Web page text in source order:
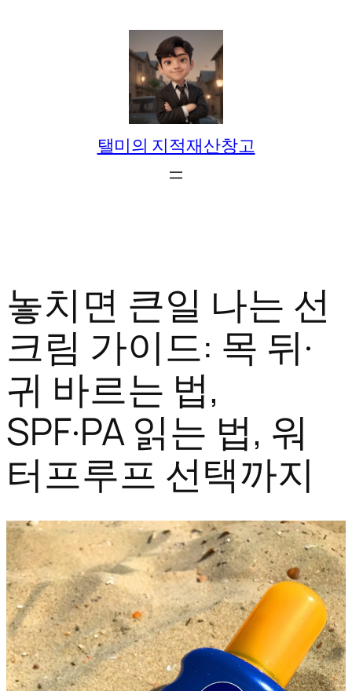
탤미의 지적재산창고
놓치면 큰일 나는 선
크림 가이드: 목 뒤·
귀 바르는 법,
SPF·PA 읽는 법, 워
터프루프 선택까지